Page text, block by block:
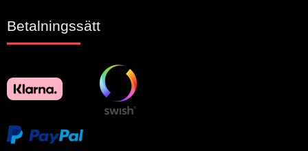
Betalningssätt